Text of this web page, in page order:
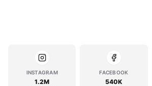
INSTAGRAM
1.2M
FACEBOOK
540K